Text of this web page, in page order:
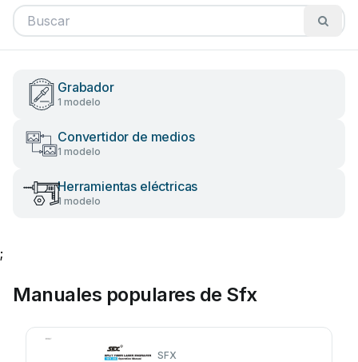
Grabador
1 modelo
Convertidor de medios
1 modelo
Herramientas eléctricas
1 modelo
;
Manuales populares de Sfx
SFX